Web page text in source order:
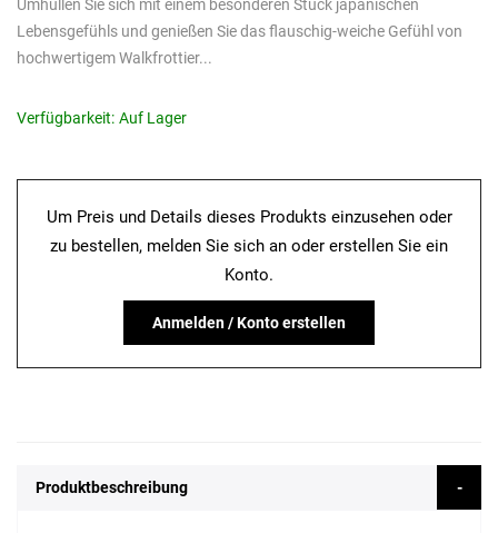
Umhüllen Sie sich mit einem besonderen Stück japanischen
Lebensgefühls und genießen Sie das flauschig-weiche Gefühl von
hochwertigem Walkfrottier...
Verfügbarkeit: Auf Lager
Um Preis und Details dieses Produkts einzusehen oder
zu bestellen, melden Sie sich an oder erstellen Sie ein
Konto.
Anmelden / Konto erstellen
Produktbeschreibung